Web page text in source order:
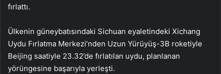
fırlattı.
Ülkenin güneybatısındaki Sichuan eyaletindeki Xichang
Uydu Fırlatma Merkezi’nden Uzun Yürüyüş-3B roketiyle
Beijing saatiyle 23.32’de fırlatılan uydu, planlanan
yörüngesine başarıyla yerleşti.